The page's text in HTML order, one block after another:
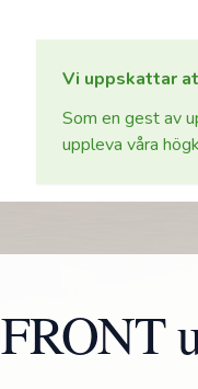
Vi uppskattar
Som en gest av
uppleva våra
FRONT